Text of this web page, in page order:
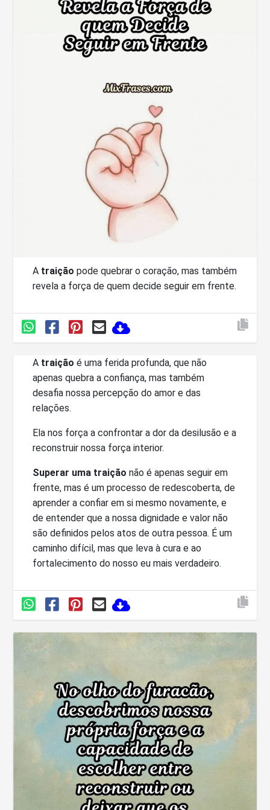
A traição pode quebrar o coração, mas também
revela a força de quem decide seguir em frente.
A traição é uma ferida profunda, que não
apenas quebra a confiança, mas também
desafia nossa percepção do amor e das
relações.
Ela nos força a confrontar a dor da desilusão e a
reconstruir nossa força interior.
Superar uma traição não é apenas seguir em
frente, mas é um processo de redescoberta, de
aprender a confiar em si mesmo novamente, e
de entender que a nossa dignidade e valor não
são definidos pelos atos de outra pessoa. É um
caminho difícil, mas que leva à cura e ao
fortalecimento do nosso eu mais verdadeiro.